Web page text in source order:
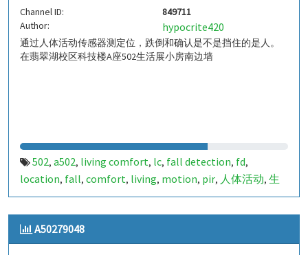
Channel ID:
849711
Author:
hypocrite420
通过人体活动传感器测定位，跌倒和确认是不是挡住的是人。
在翡翠湖校区科技楼A座502生活展小房南边墙
502, a502, living comfort, lc, fall detection, fd,
location, fall, comfort, living, motion, pir, 人体活动, 生
活,tanbir,跌倒,定位,哈山,室内定位,室内,indoor,
indoor living comfort,ilc,indoor living quality,ilq,
a50279047,849711
A50279048